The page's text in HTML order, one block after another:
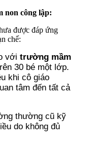
non công lập:
được đáp ứng
chế:
với trường mầm
30 bé một lớp.
khi cô giáo
tâm đến tất cả
thường cũ kỹ
do không đủ